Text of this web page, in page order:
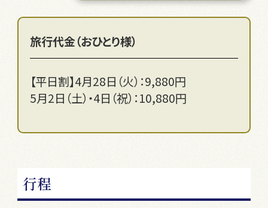
旅行代金（おひとり様）
【平日割】4月28日（火）：9,880円
5月2日（土）・4日（祝）：10,880円
行程